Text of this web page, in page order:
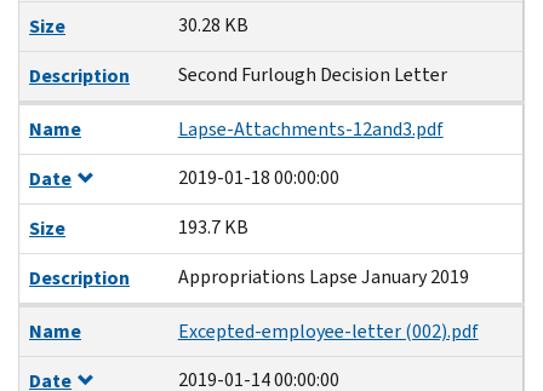
Size
30.28 KB
Description
Second Furlough Decision Letter
Name
Lapse-Attachments-12and3.pdf
Date
2019-01-18 00:00:00
Size
193.7 KB
Description
Appropriations Lapse January 2019
Name
Excepted-employee-letter (002).pdf
Date
2019-01-14 00:00:00